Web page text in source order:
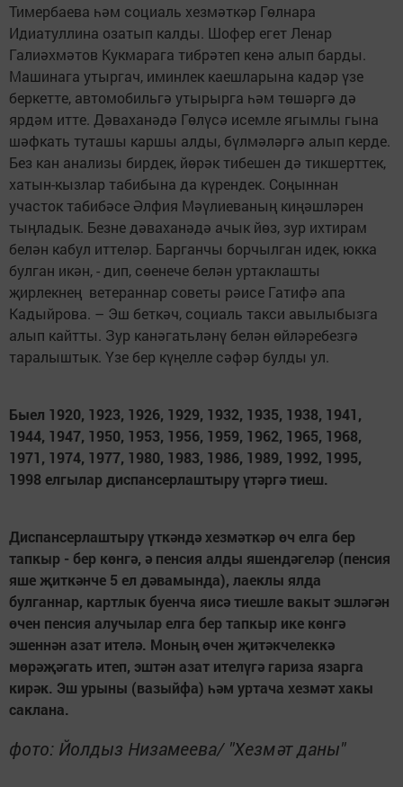
Тимербаева һәм социаль хезмәткәр Гөлнара
Идиатуллина озатып калды. Шофер егет Ленар
Галиәхмәтов Кукмарага тибрәтеп кенә алып барды.
Машинага утыргач, иминлек каешларына кадәр үзе
беркетте, автомобильгә утырырга һәм төшәргә дә
ярдәм итте. Дәваханәдә Гөлүсә исемле ягымлы гына
шәфкать туташы каршы алды, бүлмәләргә алып керде.
Без кан анализы бирдек, йөрәк тибешен дә тикшерттек,
хатын-кызлар табибына да күрендек. Соңыннан
участок табибәсе Әлфия Мәүлиеваның киңәшләрен
тыңладык. Безне дәваханәдә ачык йөз, зур ихтирам
белән кабул иттеләр. Барганчы борчылган идек, юкка
булган икән, - дип, сөенече белән уртаклашты
җирлекнең ветераннар советы рәисе Гатифә апа
Кадыйрова. – Эш беткәч, социаль такси авылыбызга
алып кайтты. Зур канәгатьләнү белән өйләребезгә
таралыштык. Үзе бер күңелле сәфәр булды ул.
Быел 1920, 1923, 1926, 1929, 1932, 1935, 1938, 1941,
1944, 1947, 1950, 1953, 1956, 1959, 1962, 1965, 1968,
1971, 1974, 1977, 1980, 1983, 1986, 1989, 1992, 1995,
1998 елгылар диспансерлаштыру үтәргә тиеш.
Диспансерлаштыру үткәндә хезмәткәр өч елга бер
тапкыр - бер көнгә, ә пенсия алды яшендәгеләр (пенсия
яше җиткәнче 5 ел дәвамында), лаеклы ялда
булганнар, картлык буенча яисә тиешле вакыт эшләгән
өчен пенсия алучылар елга бер тапкыр ике көнгә
эшеннән азат ителә. Моның өчен җитәкчелеккә
мөрәҗәгать итеп, эштән азат ителүгә гариза язарга
кирәк. Эш урыны (вазыйфа) һәм уртача хезмәт хакы
саклана.
фото: Йолдыз Низамеева/ "Хезмәт даны"